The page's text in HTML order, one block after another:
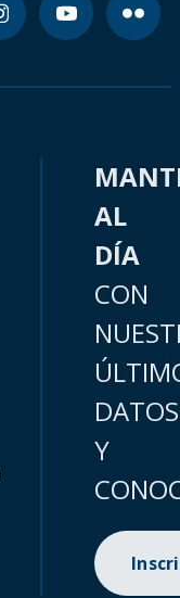
AL
DÍA
CON
DATOS
Y